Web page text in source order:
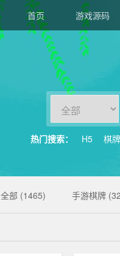
首页 游戏源码
热门搜索： H5 棋牌
全部 (1465) 手游棋牌